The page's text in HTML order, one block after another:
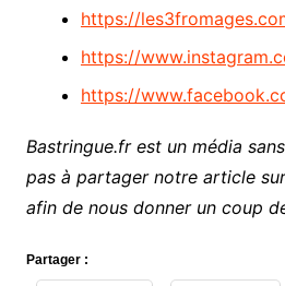
https://
https://
https://
Bastringue.fr est un média
pas à partager notre article
afin de nous donner un coup
Partager :